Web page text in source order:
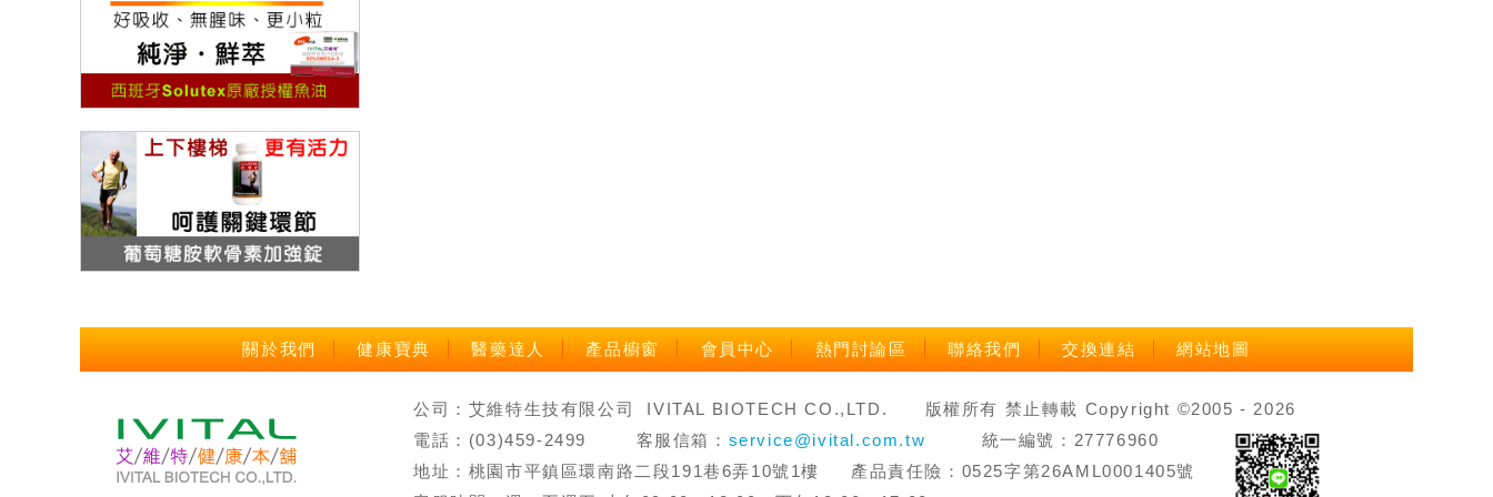
關於我們 健康寶典 醫藥達人 產品櫥窗 會員中心 熱門討論區 聯絡我們 交換連結 網站地圖
公司：艾維特生技有限公司 IVITAL BIOTECH CO.,LTD. 版權所有 禁止轉載 Copyright ©2005 - 2026
電話：(03)459-2499 客服信箱： service@ivital.com.tw 統一編號：27776960
地址：桃園市平鎮區環南路二段191巷6弄10號1樓 產品責任險：0525字第26AML0001405號